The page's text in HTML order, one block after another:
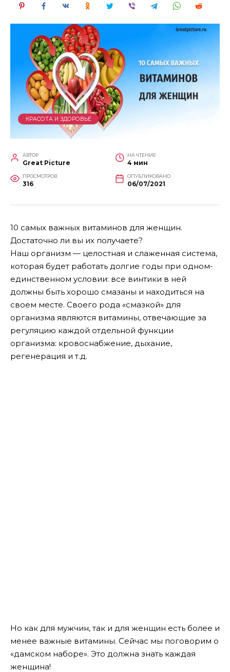
КРАСОТА И ЗДОРОВЬЕ
АВТОР
Great Picture
НА ЧТЕНИЕ
4 мин
ПРОСМОТРОВ
316
ОПУБЛИКОВАНО
06/07/2021
10 самых важных витаминов для женщин.
Достаточно ли вы их получаете?
Наш организм — целостная и слаженная система,
которая будет работать долгие годы при одном-
единственном условии: все винтики в ней
должны быть хорошо смазаны и находиться на
своем месте. Своего рода «смазкой» для
организма являются витамины, отвечающие за
регуляцию каждой отдельной функции
организма: кровоснабжение, дыхание,
регенерация и т.д.
Но как для мужчин, так и для женщин есть более и
менее важные витамины. Сейчас мы поговорим о
«дамском наборе». Это должна знать каждая
женщина!